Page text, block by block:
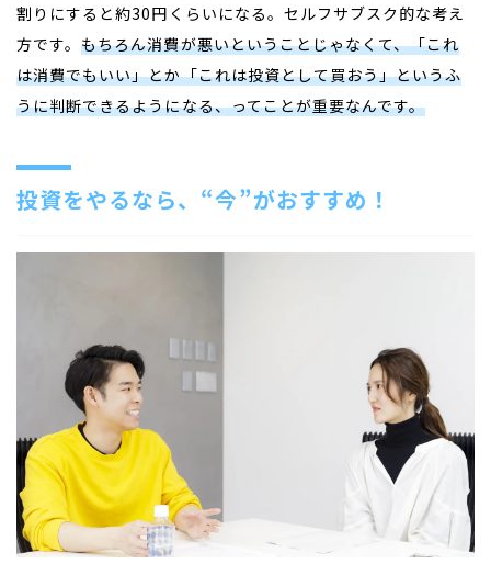
割りにすると約30円くらいになる。セルフサブスク的な考え
方です。もちろん消費が悪いということじゃなくて、「これ
は消費でもいい」とか「これは投資として買おう」というふ
うに判断できるようになる、ってことが重要なんです。
投資をやるなら、“今”がおすすめ！